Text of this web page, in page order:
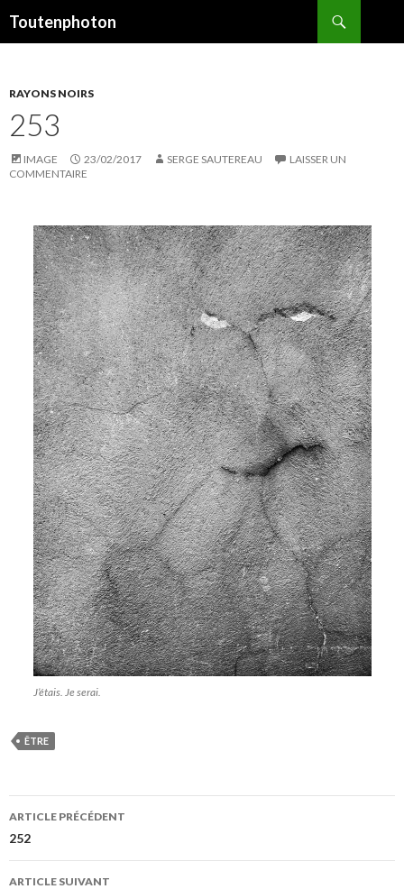
Toutenphoton
RAYONS NOIRS
253
IMAGE 23/02/2017 SERGE SAUTEREAU
LAISSER UN
COMMENTAIRE
J’étais. Je serai.
ÊTRE
Navigation
des
articles
ARTICLE PRÉCÉDENT
252
ARTICLE SUIVANT